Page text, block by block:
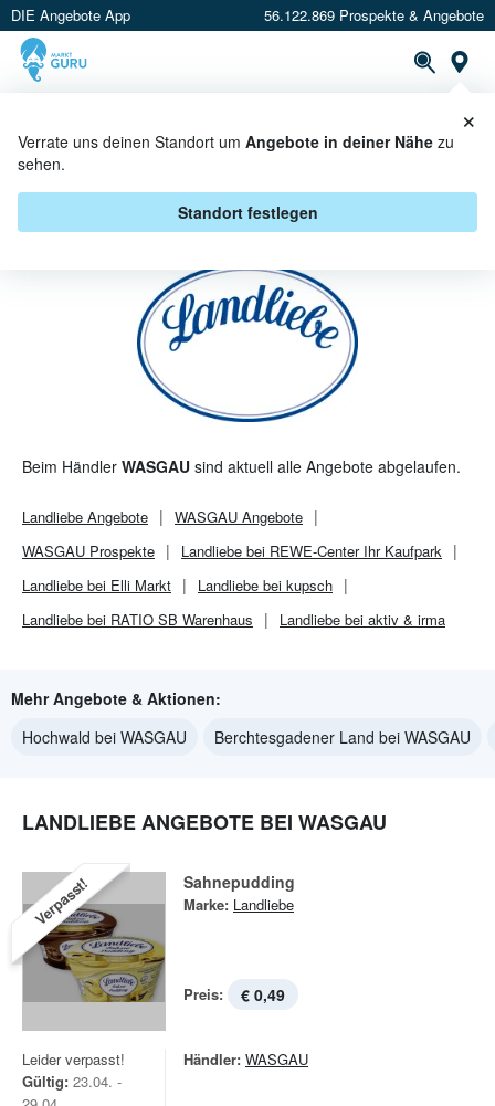
DIE Angebote App 56.122.869 Prospekte & Angebote
Verrate uns deinen Standort um Angebote in deiner Nähe zu
sehen.
Standort festlegen
×
LANDLIEBE BEI WASGAU -
ANGEBOTE & AKTIONEN
Beim Händler WASGAU sind aktuell alle Angebote abgelaufen.
Landliebe Angebote WASGAU Angebote
WASGAU Prospekte
Landliebe bei REWE-Center Ihr Kaufpark
Landliebe bei Elli Markt
Landliebe bei kupsch
Landliebe bei RATIO SB Warenhaus
Landliebe bei aktiv & irma
Mehr Angebote & Aktionen:
Hochwald bei WASGAU
Berchtesgadener Land bei WASGAU
LANDLIEBE ANGEBOTE BEI WASGAU
Verpasst! Sahnepudding
Marke: Landliebe
Preis: € 0,49
Leider verpasst!
Gültig: 23.04. -
Händler: WASGAU